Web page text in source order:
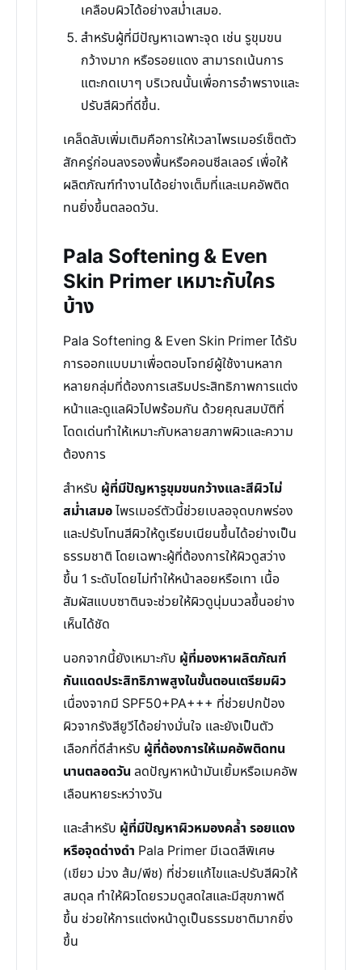
เคลือบผิวได้อย่างสม่ำเสมอ.
สำหรับผู้ที่มีปัญหาเฉพาะจุด เช่น รูขุมขน
กว้างมาก หรือรอยแดง สามารถเน้นการ
แตะกดเบาๆ บริเวณนั้นเพื่อการอำพรางและ
ปรับสีผิวที่ดีขึ้น.
เคล็ดลับเพิ่มเติมคือการให้เวลาไพรเมอร์เซ็ตตัว
สักครู่ก่อนลงรองพื้นหรือคอนซีลเลอร์ เพื่อให้
ผลิตภัณฑ์ทำงานได้อย่างเต็มที่และเมคอัพติด
ทนยิ่งขึ้นตลอดวัน.
Pala Softening & Even
Skin Primer เหมาะกับใคร
บ้าง
Pala Softening & Even Skin Primer ได้รับ
การออกแบบมาเพื่อตอบโจทย์ผู้ใช้งานหลาก
หลายกลุ่มที่ต้องการเสริมประสิทธิภาพการแต่ง
หน้าและดูแลผิวไปพร้อมกัน ด้วยคุณสมบัติที่
โดดเด่นทำให้เหมาะกับหลายสภาพผิวและความ
ต้องการ
สำหรับ ผู้ที่มีปัญหารูขุมขนกว้างและสีผิวไม่
สม่ำเสมอไพรเมอร์ตัวนี้ช่วยเบลอจุดบกพร่อง
และปรับโทนสีผิวให้ดูเรียบเนียนขึ้นได้อย่างเป็น
ธรรมชาติ โดยเฉพาะผู้ที่ต้องการให้ผิวดูสว่าง
ขึ้น 1 ระดับโดยไม่ทำให้หน้าลอยหรือเทา เนื้อ
สัมผัสแบบซาตินจะช่วยให้ผิวดูนุ่มนวลขึ้นอย่าง
เห็นได้ชัด
นอกจากนี้ยังเหมาะกับ ผู้ที่มองหาผลิตภัณฑ์
กันแดดประสิทธิภาพสูงในขั้นตอนเตรียมผิว
เนื่องจากมี SPF50+PA+++ ที่ช่วยปกป้อง
ผิวจากรังสียูวีได้อย่างมั่นใจ และยังเป็นตัว
เลือกที่ดีสำหรับ ผู้ที่ต้องการให้เมคอัพติดทน
นานตลอดวัน ลดปัญหาหน้ามันเยิ้มหรือเมคอัพ
เลือนหายระหว่างวัน
และสำหรับ ผู้ที่มีปัญหาผิวหมองคล้ำ รอยแดง
หรือจุดด่างดำ Pala Primer มีเฉดสีพิเศษ
(เขียว ม่วง ส้ม/พีช) ที่ช่วยแก้ไขและปรับสีผิวให้
สมดุล ทำให้ผิวโดยรวมดูสดใสและมีสุขภาพดี
ขึ้น ช่วยให้การแต่งหน้าดูเป็นธรรมชาติมากยิ่ง
ขึ้น